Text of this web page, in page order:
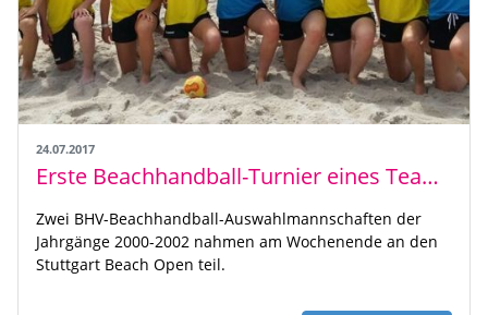
24.07.2017
Erste Beachhandball-Turnier eines Team Baden Beach in Geschichte des BHV
Zwei BHV-Beachhandball-Auswahlmannschaften der
Jahrgänge 2000-2002 nahmen am Wochenende an den
Stuttgart Beach Open teil.